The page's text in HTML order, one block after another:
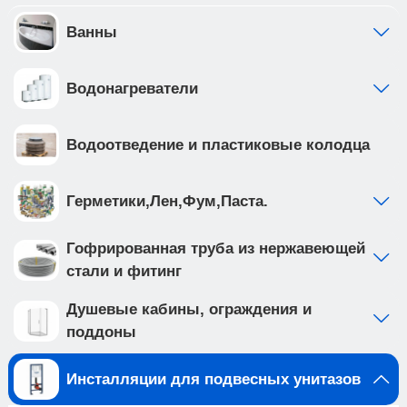
стали с антикоррозийным покрытием, что
обеспечивает надежность и долговечность
комплектом сантехники, который включает
IB.BRA.234.1B1) и клавишу смыва ESTI-Q цвета
черный матовый, ABS пластик (арт.
смыва TORNADO выполнен из белого фарфора,
и имеет такие особенности как: • система смыва
TORNADO на 20% эфективнее других смывов •
чаша с технологией антивсплеск минимизирует
время использования • наноглазированное
антибактериальное покрытие унитаза
обеспечивает непревзойденный уровень
гигиены, предотвращая размножение бактерий •
в комплекте тонкое, быстросъемное из
Ванны
Водонагреватели
Водоотведение и пластиковые колодца
Герметики,Лен,Фум,Паста.
Гофрированная труба из нержавеющей
стали и фитинг
Душевые кабины, ограждения и
поддоны
Инсталляции для подвесных унитазов